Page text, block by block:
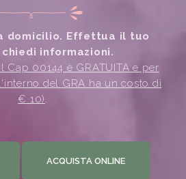
domicilio. Effettua il tuo
informazioni.
Cap 00144 è GRATUITA e per
del GRA ha un costo di
€ 10).
ACQUISTA ONLINE